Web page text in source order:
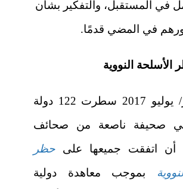
في المستقبل، والتفكير بشأن
في المضي قدمًا.
النووية
في 7 تموز/ يوليو 2017 سطرت 122 دولة
صحيفة ناصعة من صحائف
أن اتفقت جميعها على حظر
بموجب معاهدة دولية